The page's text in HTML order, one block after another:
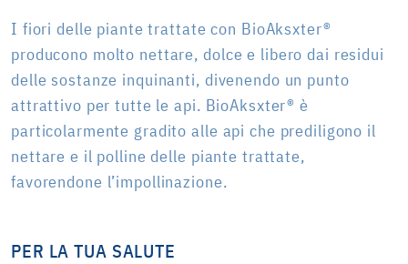
I fiori delle piante trattate con BioAksxter®
producono molto nettare, dolce e libero dai residui
delle sostanze inquinanti, divenendo un punto
attrattivo per tutte le api. BioAksxter® è
particolarmente gradito alle api che prediligono il
nettare e il polline delle piante trattate,
favorendone l’impollinazione.
PER LA TUA SALUTE